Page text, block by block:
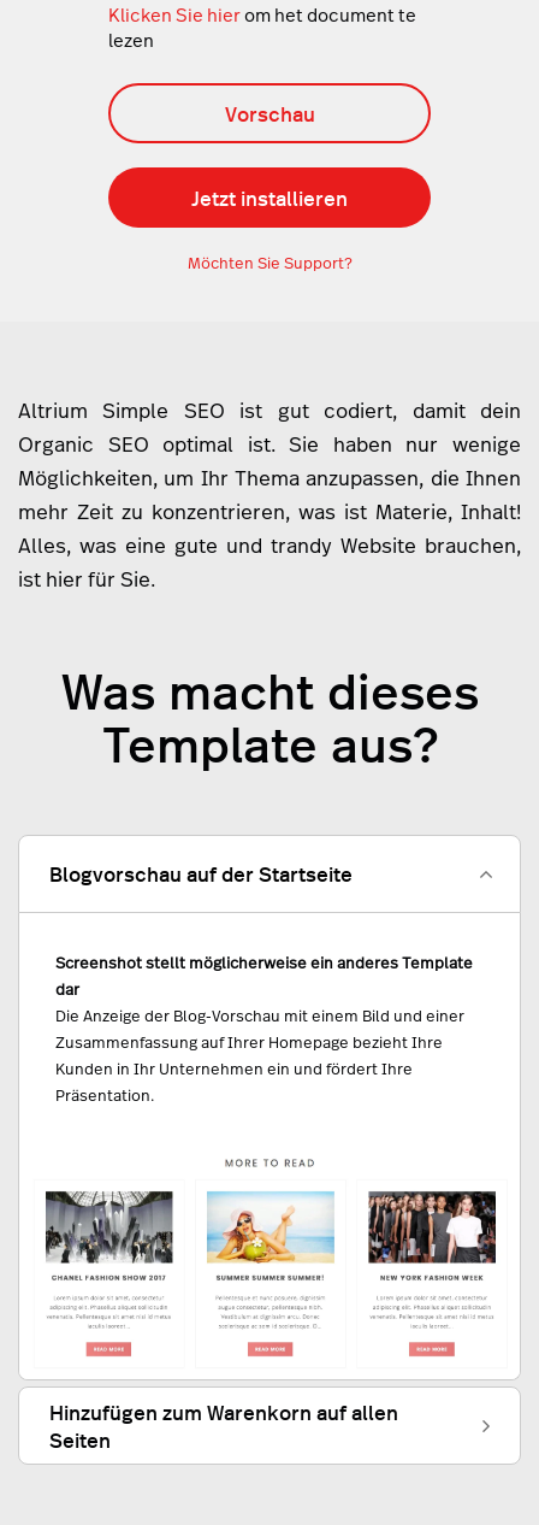
Klicken Sie hierom het document te
lezen
Vorschau
Jetzt installieren
Möchten Sie Support?
Altrium Simple SEO ist gut codiert, damit dein
Organic SEO optimal ist. Sie haben nur wenige
Möglichkeiten, um Ihr Thema anzupassen, die Ihnen
mehr Zeit zu konzentrieren, was ist Materie, Inhalt!
Alles, was eine gute und trandy Website brauchen,
ist hier für Sie.
Was macht dieses
Template aus?
Blogvorschau auf der Startseite
Screenshot stellt möglicherweise ein anderes Template
dar
Die Anzeige der Blog-Vorschau mit einem Bild und einer
Zusammenfassung auf Ihrer Homepage bezieht Ihre
Kunden in Ihr Unternehmen ein und fördert Ihre
Präsentation.
Hinzufügen zum Warenkorn auf allen
Seiten